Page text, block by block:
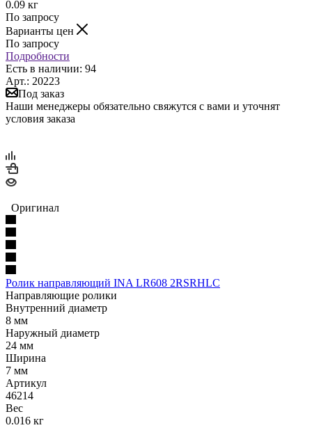
0.09 кг
По запросу
Варианты цен
По запросу
Подробности
Есть в наличии: 94
Арт.: 20223
Под заказ
Наши менеджеры обязательно свяжутся с вами и уточнят
условия заказа
Оригинал
Ролик направляющий INA LR608 2RSRHLC
Направляющие ролики
Внутренний диаметр
8 мм
Наружный диаметр
24 мм
Ширина
7 мм
Артикул
46214
Вес
0.016 кг